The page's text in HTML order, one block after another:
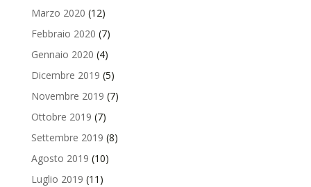
Marzo 2020 (12)
Febbraio 2020 (7)
Gennaio 2020 (4)
Dicembre 2019 (5)
Novembre 2019 (7)
Ottobre 2019 (7)
Settembre 2019 (8)
Agosto 2019 (10)
Luglio 2019 (11)